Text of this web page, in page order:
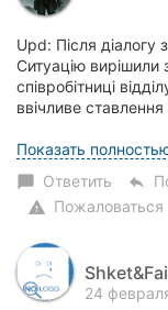
Upd: Після діалогу
Ситуацію
співробітниці
ввічливе
Первинний досвід:
Показать
chat_bubble Ответить reply
warning Пожаловаться
24